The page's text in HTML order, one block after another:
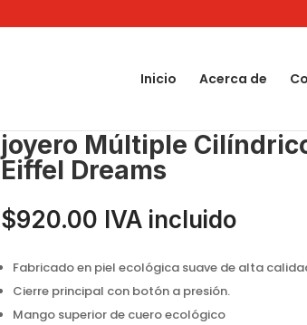
Inicio Acerca de
joyero Múltiple
Eiffel Dreams
$920.00 IVA incluido
Fabricado en piel ecológica suave de alta
Cierre principal con botón a presión.
Mango superior de cuero ecológico